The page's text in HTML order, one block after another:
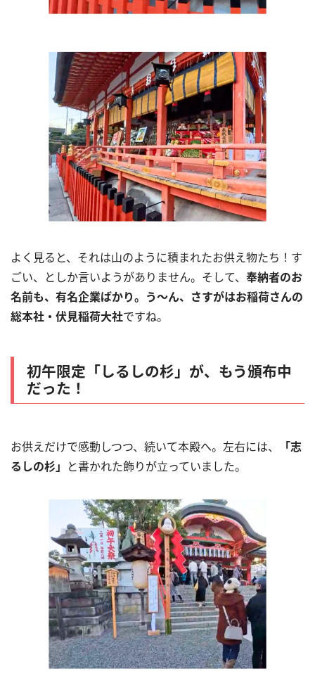
よく見ると、それは山のように積まれたお供え物たち！す
ごい、としか言いようがありません。そして、 奉納者のお
名前も、有名企業ばかり。う～ん、さすがはお稲荷さんの
総本社・伏見稲荷大社ですね。
初午限定「しるしの杉」が、もう頒布中
だった！
お供えだけで感動しつつ、続いて本殿へ。左右には、
「志
るしの杉」 と書かれた飾りが立っていました。